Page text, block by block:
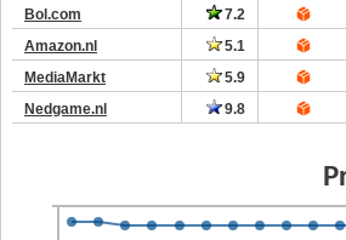
Bol.com
7.2
Amazon.nl
5.1
MediaMarkt
5.9
Nedgame.nl
9.8